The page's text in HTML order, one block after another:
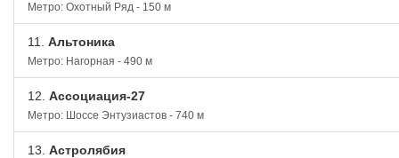
Метро: Охотный Ряд - 150 м
11. Альтоника
Метро: Нагорная - 490 м
12. Ассоциация-27
Метро: Шоссе Энтузиастов - 740 м
13. Астролябия